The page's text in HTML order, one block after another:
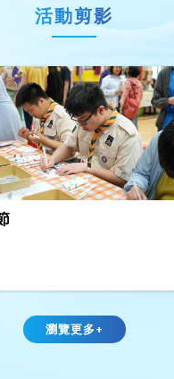
活動剪影
瀏覽更多+